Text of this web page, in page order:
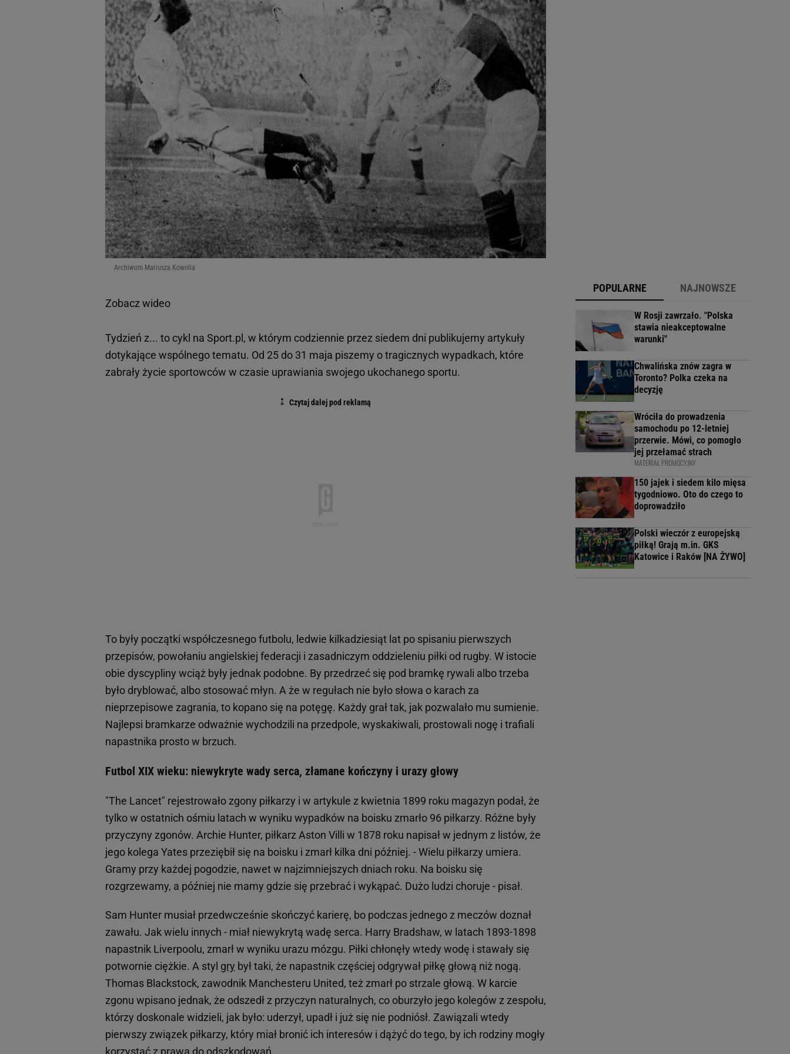
Archiwum Mariusza Kowolla
Zobacz wideo
Tydzień z... to cykl na Sport.pl, w którym codziennie przez siedem dni publikujemy artykuły
dotykające wspólnego tematu. Od 25 do 31 maja piszemy o tragicznych wypadkach, które
zabrały życie sportowców w czasie uprawiania swojego ukochanego sportu.
To były początki współczesnego futbolu, ledwie kilkadziesiąt lat po spisaniu pierwszych
przepisów, powołaniu angielskiej federacji i zasadniczym oddzieleniu piłki od rugby. W istocie
obie dyscypliny wciąż były jednak podobne. By przedrzeć się pod bramkę rywali albo trzeba
było dryblować, albo stosować młyn. A że w regułach nie było słowa o karach za
nieprzepisowe zagrania, to kopano się na potęgę. Każdy grał tak, jak pozwalało mu sumienie.
Najlepsi bramkarze odważnie wychodzili na przedpole, wyskakiwali, prostowali nogę i trafiali
napastnika prosto w brzuch.
Futbol XIX wieku: niewykryte wady serca, złamane kończyny i urazy głowy
"The Lancet" rejestrowało zgony piłkarzy i w artykule z kwietnia 1899 roku magazyn podał, że
tylko w ostatnich ośmiu latach w wyniku wypadków na boisku zmarło 96 piłkarzy. Różne były
przyczyny zgonów. Archie Hunter, piłkarz Aston Villi w 1878 roku napisał w jednym z listów, że
jego kolega Yates przeziębił się na boisku i zmarł kilka dni później. - Wielu piłkarzy umiera.
Gramy przy każdej pogodzie, nawet w najzimniejszych dniach roku. Na boisku się
rozgrzewamy, a później nie mamy gdzie się przebrać i wykąpać. Dużo ludzi choruje - pisał.
Sam Hunter musiał przedwcześnie skończyć karierę, bo podczas jednego z meczów doznał
zawału. Jak wielu innych - miał niewykrytą wadę serca. Harry Bradshaw, w latach 1893-1898
napastnik Liverpoolu, zmarł w wyniku urazu mózgu. Piłki chłonęły wtedy wodę i stawały się
potwornie ciężkie. A styl gry był taki, że napastnik częściej odgrywał piłkę głową niż nogą.
Thomas Blackstock, zawodnik Manchesteru United, też zmarł po strzale głową. W karcie
zgonu wpisano jednak, że odszedł z przyczyn naturalnych, co oburzyło jego kolegów z zespołu,
którzy doskonale widzieli, jak było: uderzył, upadł i już się nie podniósł. Zawiązali wtedy
pierwszy związek piłkarzy, który miał bronić ich interesów i dążyć do tego, by ich rodziny mogły
korzystać z prawa do odszkodowań.
POPULARNE NAJNOWSZE
W Rosji zawrzało. "Polska
stawia nieakceptowalne
warunki"
Chwalińska znów zagra w
Toronto? Polka czeka na
decyzję
Wróciła do prowadzenia
samochodu po 12-letniej
przerwie. Mówi, co pomogło
jej przełamać strach
MATERIAŁ PROMOCYJNY
150 jajek i siedem kilo mięsa
tygodniowo. Oto do czego to
doprowadziło
Polski wieczór z europejską
piłką! Grają m.in. GKS
Katowice i Raków [NA ŻYWO]